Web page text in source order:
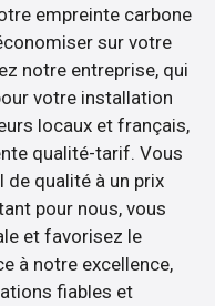
empreinte carbone
sur votre
notre entreprise, qui
votre installation
locaux et français,
qualité-tarif. Vous
de qualité à un prix
pour nous, vous
et favorisez le
à notre excellence,
fiables et